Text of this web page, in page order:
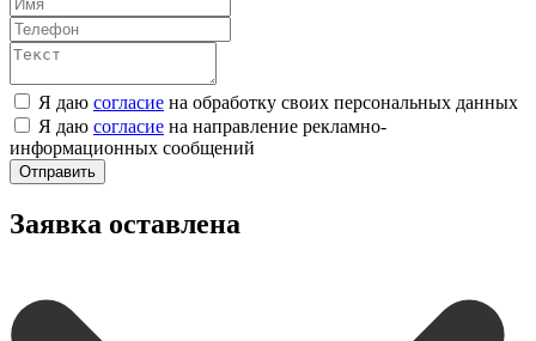
Я даю согласие на обработку своих персональных данных
Я даю согласие на направление рекламно-
информационных сообщений
Отправить
Заявка оставлена